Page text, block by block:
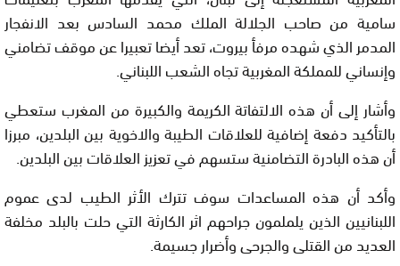
سامية من صاحب الجلالة الملك محمد السادس بعد الانفجار
المدمر الذي شهده مرفأ بيروت، تعد أيضا تعبيرا عن موقف تضامني
وإنساني للمملكة المغربية تجاه الشعب اللبناني.
وأشار إلى أن هذه الالتفاتة الكريمة والكبيرة من المغرب ستعطي
بالتأكيد دفعة إضافية للعلاقات الطيبة والاخوية بين البلدين، مبرزا
أن هذه البادرة التضامنية ستسهم في تعزيز العلاقات بين البلدين.
وأكد أن هذه المساعدات سوف تترك الأثر الطيب لدى عموم
اللبنانيين الذين يلملمون جراحهم اثر الكارثة التي حلت بالبلد مخلفة
العديد من القتلى والجرحى وأضرار جسيمة.